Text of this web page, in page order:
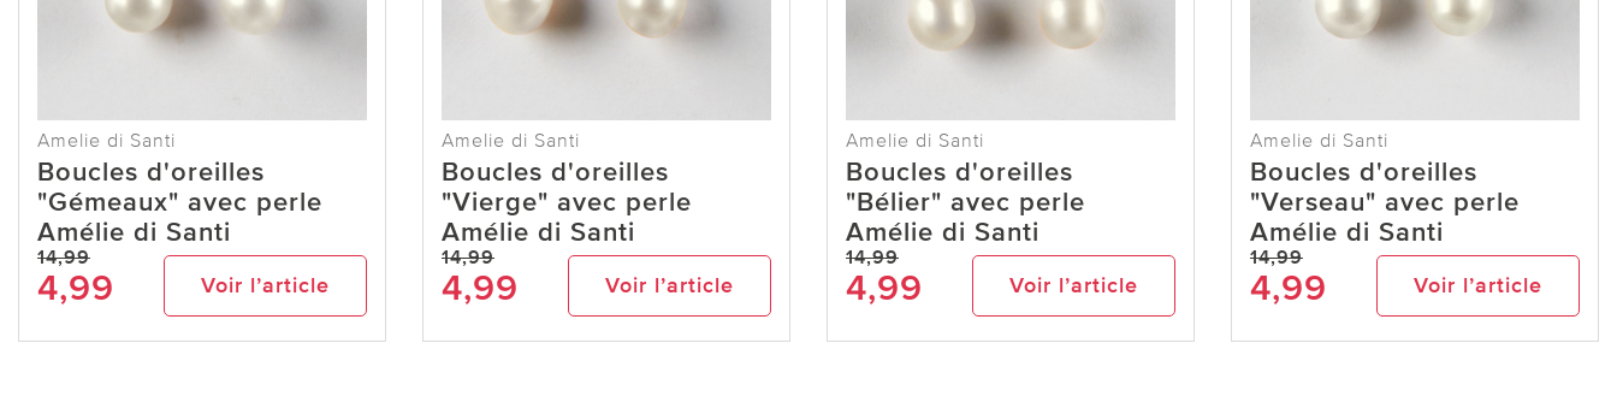
Amelie di Santi
Boucles d'oreilles
"Gémeaux" avec perle
Amélie di Santi
14,99
4,99 Voir l’article
Amelie di Santi
Boucles d'oreilles
"Vierge" avec perle
Amélie di Santi
14,99
4,99 Voir l’article
Amelie di Santi
Boucles d'oreilles
"Bélier" avec perle
Amélie di Santi
14,99
4,99 Voir l’article
Amelie di Santi
Boucles d'oreilles
"Verseau" avec perle
Amélie di Santi
14,99
4,99 Voir l’article